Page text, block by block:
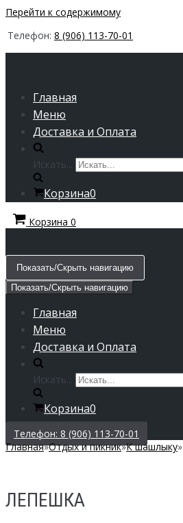
Перейти к содержимому
Телефон: 8 (906) 113-70-01
Главная
Меню
Доставка и Оплата
Искать...
Корзина0
Корзина 0
Показать/Скрыть навигацию
Показать/Скрыть навигацию
Главная
Меню
Доставка и Оплата
Искать...
Корзина0
Телефон: 8 (906) 113-70-01
Главная»Отдых и пикник»К шашлыку»
ЛЕПЕШКА